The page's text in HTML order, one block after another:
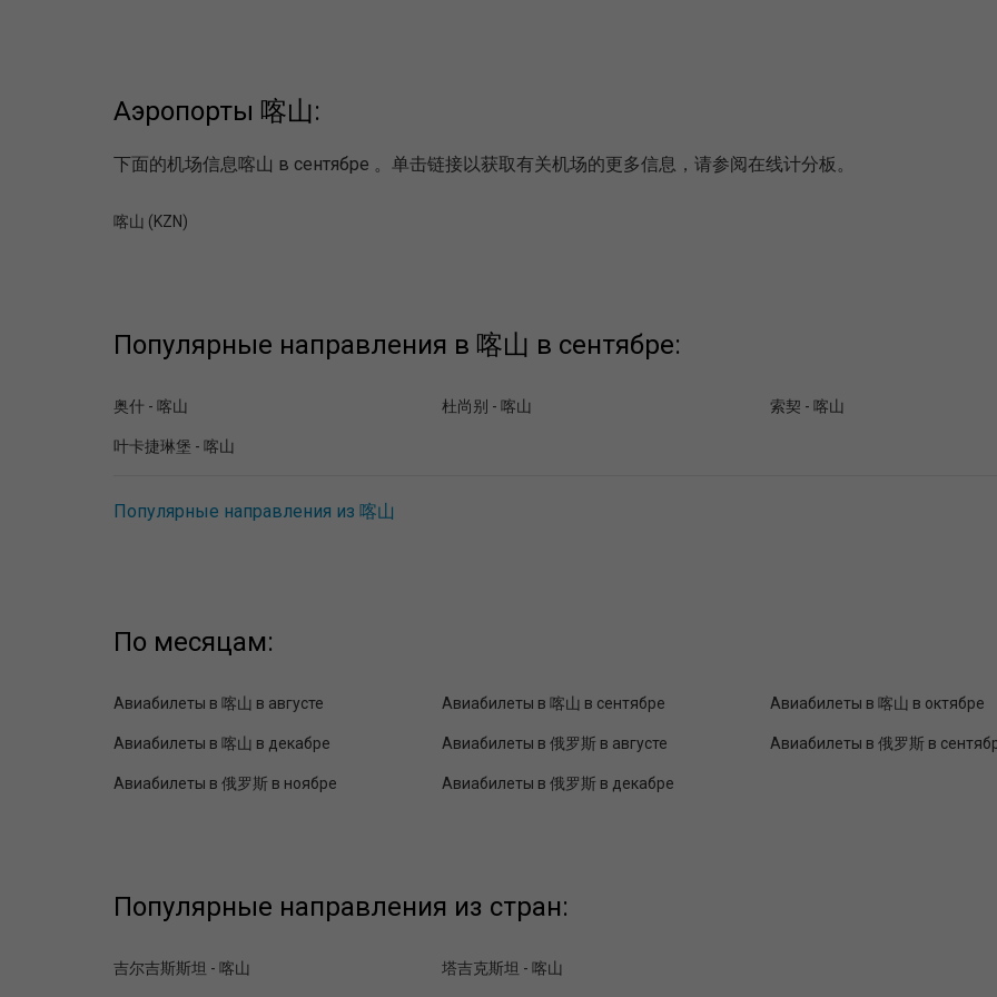
Аэропорты 喀山:
下面的机场信息喀山 в сентябре 。单击链接以获取有关机场的更多信息，请参阅在线计分板。
喀山 (KZN)
Популярные направления в 喀山 в сентябре:
奥什 - 喀山 杜尚别 - 喀山 索契 - 喀山
叶卡捷琳堡 - 喀山
Популярные направления из 喀山
По месяцам:
Авиабилеты в 喀山 в августе Авиабилеты в 喀山 в сентябре Авиабилеты в 喀山 в октябре
Авиабилеты в 喀山 в декабре Авиабилеты в 俄罗斯 в августе Авиабилеты в 俄罗斯 в
Авиабилеты в 俄罗斯 в ноябре Авиабилеты в 俄罗斯 в декабре
Популярные направления из стран:
吉尔吉斯斯坦 - 喀山 塔吉克斯坦 - 喀山